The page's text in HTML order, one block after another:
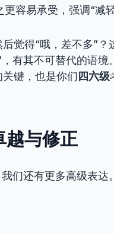
容易承受，强调“减轻
觉得“哦，差不多”
有其不可替代的语境
键，也是你们四六级
越与修正
们还有更多高级表达。